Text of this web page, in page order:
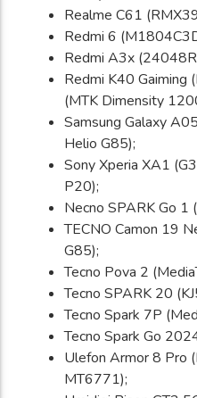
Realme C61
Redmi 6
Redmi A3x
Redmi K40
(MTK Dimensity
Samsung Galaxy
Helio G85);
Sony Xperia XA1
P20);
Necno SPARK Go 1
TECNO Camon 19
G85);
Tecno Pova 2
Tecno SPARK 20
Tecno Spark 7P
Tecno Spark Go
Ulefon Armor 8 Pro
MT6771);